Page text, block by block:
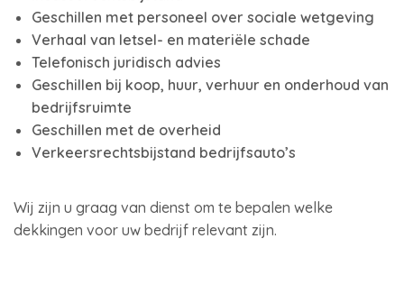
Geschillen met personeel over sociale wetgeving
Verhaal van letsel- en materiële schade
Telefonisch juridisch advies
Geschillen bij koop, huur, verhuur en onderhoud van
bedrijfsruimte
Geschillen met de overheid
Verkeersrechtsbijstand bedrijfsauto’s
Wij zijn u graag van dienst om te bepalen welke
dekkingen voor uw bedrijf relevant zijn.